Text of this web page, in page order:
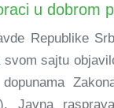
u dobrom
Republike
svom sajtu
Javna